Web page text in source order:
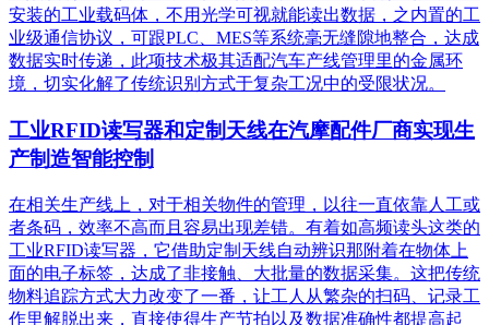
安装的工业载码体，不用光学可视就能读出数据，之内置的工
业级通信协议，可跟PLC、MES等系统毫无缝隙地整合，达成
数据实时传递，此项技术极其适配汽车产线管理里的金属环
境，切实化解了传统识别方式于复杂工况中的受限状况。
工业RFID读写器和定制天线在汽摩配件厂商实现生
产制造智能控制
在相关生产线上，对于相关物件的管理，以往一直依靠人工或
者条码，效率不高而且容易出现差错。有着如高频读头这类的
工业RFID读写器，它借助定制天线自动辨识那附着在物体上
面的电子标签，达成了非接触、大批量的数据采集。这把传统
物料追踪方式大力改变了一番，让工人从繁杂的扫码、记录工
作里解脱出来，直接使得生产节拍以及数据准确性都提高起